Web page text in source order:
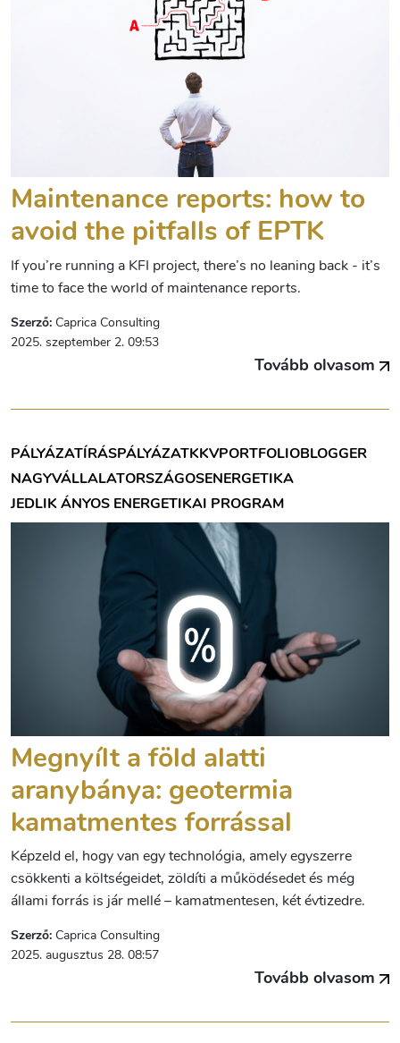
Maintenance reports: how to
avoid the pitfalls of EPTK
If you’re running a KFI project, there’s no leaning back - it’s
time to face the world of maintenance reports.
Szerző: Caprica Consulting
2025. szeptember 2. 09:53
Tovább olvasom
PÁLYÁZATÍRÁSPÁLYÁZATKKVPORTFOLIOBLOGGER
NAGYVÁLLALATORSZÁGOSENERGETIKA
JEDLIK ÁNYOS ENERGETIKAI PROGRAM
Megnyílt a föld alatti
aranybánya: geotermia
kamatmentes forrással
Képzeld el, hogy van egy technológia, amely egyszerre
csökkenti a költségeidet, zöldíti a működésedet és még
állami forrás is jár mellé – kamatmentesen, két évtizedre.
Szerző: Caprica Consulting
2025. augusztus 28. 08:57
Tovább olvasom